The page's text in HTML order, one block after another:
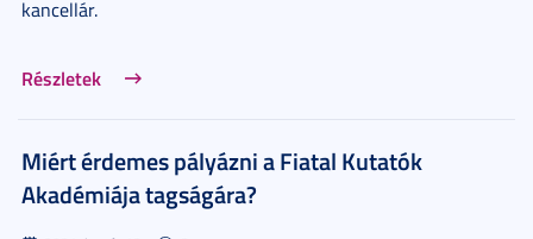
kancellár.
Részletek
Miért érdemes pályázni a Fiatal Kutatók
Akadémiája tagságára?